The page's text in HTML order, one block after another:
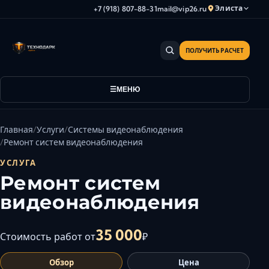
+7 (918) 807-88-31mail@vip26.ru Элиста
Анапа
Владикавказ
Каспийск
МЕНЮ
ПОЛУЧИТЬ РАСЧЕТ
Главная Услуги Системы видеонаблюдения
Ремонт систем видеонаблюдения
УСЛУГА
Ремонт систем
видеонаблюдения
Стоимость работ от35 000₽
Обзор Цена